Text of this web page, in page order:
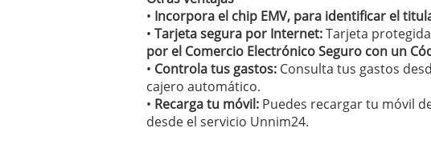
• Incorpora el chip EMV, para identificar el
• Tarjeta segura por Internet:Tarjeta
por el Comercio Electrónico Seguro con un
• Controla tus gastos: Consulta tus gastos
cajero automático.
• Recarga tu móvil: Puedes recargar tu móvil
desde el servicio Unnim24.